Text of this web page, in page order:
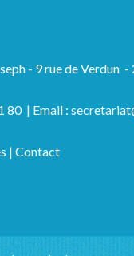
- 9 rue de Verdun -
80 | Email :
| Contact